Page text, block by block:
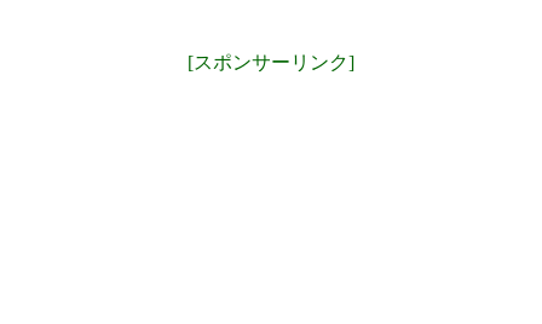
[スポンサーリンク]